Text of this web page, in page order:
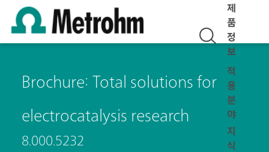
제
품
정
보
적
용
분
야
지
식
Brochure: Total solutions for
electrocatalysis research
8.000.5232